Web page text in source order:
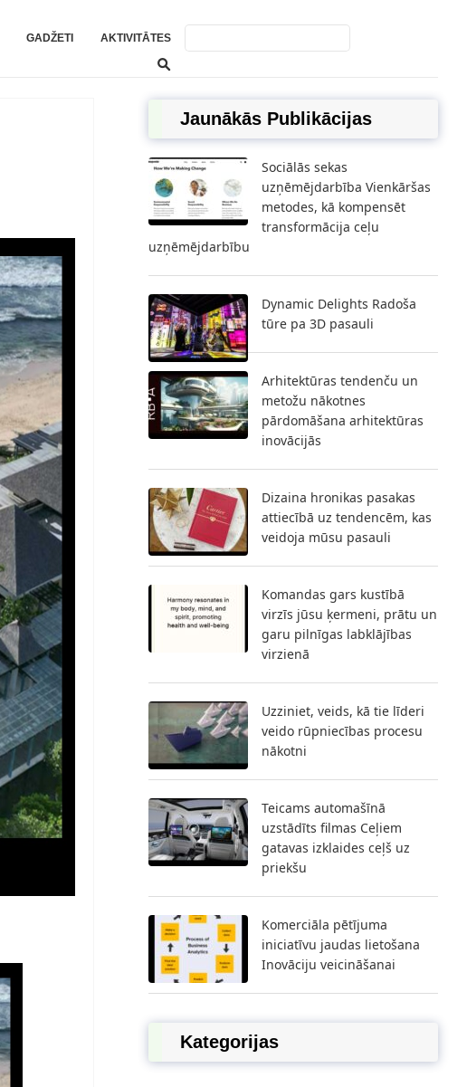
GADŽETI AKTIVITĀTES
Jaunākās Publikācijas
Sociālās sekas
uzņēmējdarbība Vienkāršas
metodes, kā kompensēt
transformācija ceļu
uzņēmējdarbību
Dynamic Delights Radoša
tūre pa 3D pasauli
Arhitektūras tendenču un
metožu nākotnes
pārdomāšana arhitektūras
inovācijās
Dizaina hronikas pasakas
attiecībā uz tendencēm, kas
veidoja mūsu pasauli
Komandas gars kustībā
virzīs jūsu ķermeni, prātu un
garu pilnīgas labklājības
virzienā
Uzziniet, veids, kā tie līderi
veido rūpniecības procesu
nākotni
Teicams automašīnā
uzstādīts filmas Ceļiem
gatavas izklaides ceļš uz
priekšu
Komerciāla pētījuma
iniciatīvu jaudas lietošana
Inovāciju veicināšanai
Kategorijas